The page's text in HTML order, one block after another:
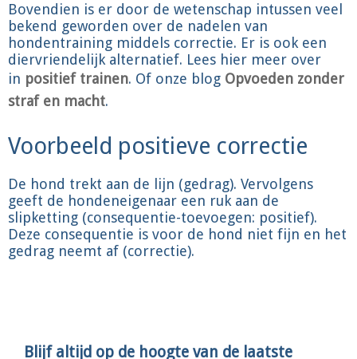
Bovendien is er door de wetenschap intussen veel
bekend geworden over de nadelen van
hondentraining middels correctie. Er is ook een
diervriendelijk alternatief. Lees hier meer over
in positief trainen. Of onze blog Opvoeden zonder
straf en macht.
Voorbeeld positieve correctie
De hond trekt aan de lijn (gedrag). Vervolgens
geeft de hondeneigenaar een ruk aan de
slipketting (consequentie-toevoegen: positief).
Deze consequentie is voor de hond niet fijn en het
gedrag neemt af (correctie).
Blijf altijd op de hoogte van de laatste